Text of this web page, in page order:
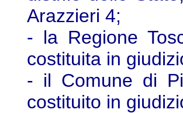
Arazzieri 4;
- la Regione
costituita in
- il Comune di
costituito in